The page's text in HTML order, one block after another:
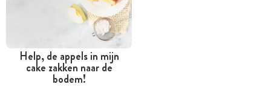
Help, de appels in mijn
cake zakken naar de
bodem!